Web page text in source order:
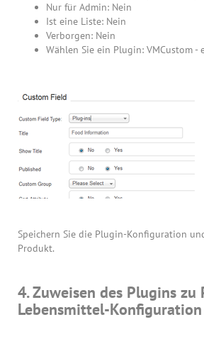
Nur für Admin: Nein
Ist eine Liste: Nein
Verborgen: Nein
Wählen Sie ein Plugin: VMCustom -
Speichern Sie die Plugin-Konfiguration
Produkt.
4. Zuweisen des Plugins
Lebensmittel-Konfiguration